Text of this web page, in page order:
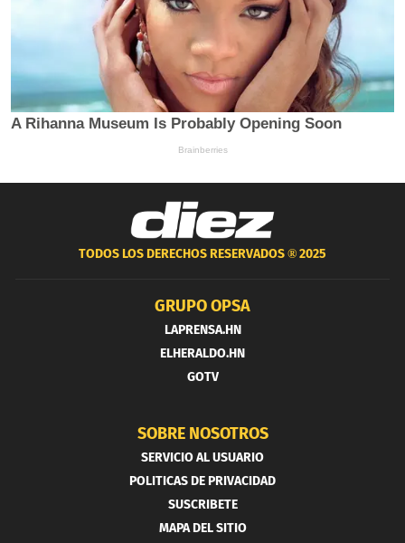
TODOS LOS DERECHOS RESERVADOS ®2025
GRUPO OPSA
LAPRENSA.HN
ELHERALDO.HN
GOTV
SOBRE NOSOTROS
SERVICIO AL USUARIO
POLITICAS DE PRIVACIDAD
SUSCRIBETE
MAPA DEL SITIO